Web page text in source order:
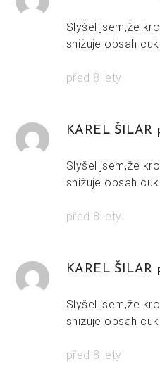
Slyšel jsem,že
sniżuje obsah
před 8 lety
KAREL ŠILAR
Slyšel jsem,že
sniżuje obsah
před 8 lety
KAREL ŠILAR
Slyšel jsem,že
sniżuje obsah
před 8 lety